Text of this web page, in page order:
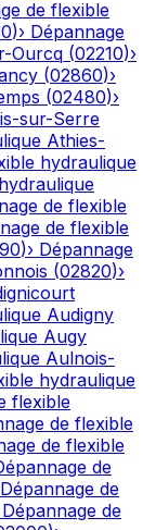
de flexible
)› Dépannage
Ourcq (02210)›
(02860)›
(02480)›
sur-Serre
Athies-
hydraulique
de flexible
de flexible
)› Dépannage
(02820)›
Audigny
Augy
Aulnois-
hydraulique
flexible
de flexible
de flexible
de
Dépannage de
Dépannage de